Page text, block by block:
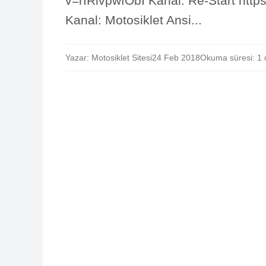
Kanal: Motosiklet Ansi...
Yazar: Motosiklet Sitesi24 Feb 2018Okuma süresi: 1